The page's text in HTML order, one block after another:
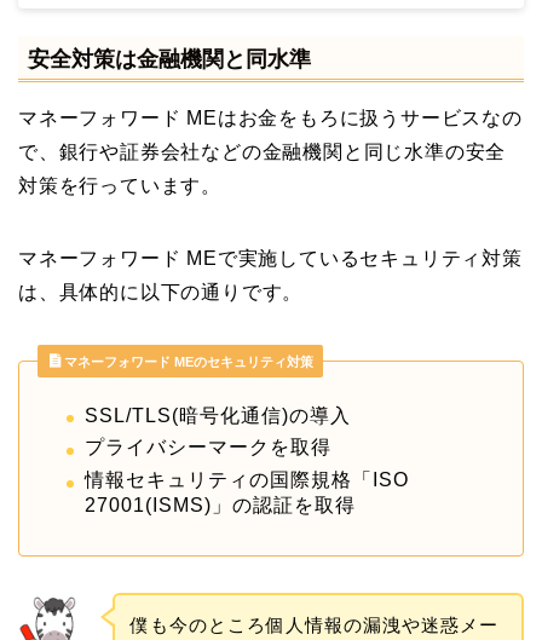
安全対策は金融機関と同水準
マネーフォワード MEはお金をもろに扱うサービスなの
で、銀行や証券会社などの金融機関と同じ水準の安全
対策を行っています。
マネーフォワード MEで実施しているセキュリティ対策
は、具体的に以下の通りです。
マネーフォワード MEのセキュリティ対策
SSL/TLS(暗号化通信)の導入
プライバシーマークを取得
情報セキュリティの国際規格「ISO
27001(ISMS)」の認証を取得
僕も今のところ個人情報の漏洩や迷惑メー